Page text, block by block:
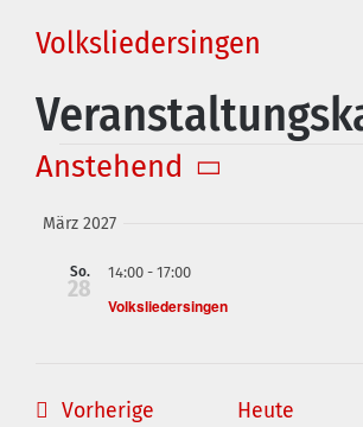
Volksliedersingen
Veranstaltungen
Anstehend
auswählen.
März 2027
So.
28
14:00 - 17:00
Volksliedersingen
VorherigeVeranstaltungen
Heute